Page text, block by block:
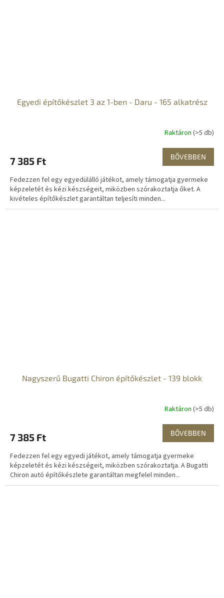
Egyedi építőkészlet 3 az 1-ben - Daru - 165 alkatrész
Raktáron (>5 db)
7 385 Ft BŐVEBBEN
Fedezzen fel egy egyedülálló játékot, amely támogatja gyermeke
képzeletét és kézi készségeit, miközben szórakoztatja őket. A
kivételes építőkészlet garantáltan teljesíti minden...
Nagyszerű Bugatti Chiron építőkészlet - 139 blokk
Raktáron (>5 db)
7 385 Ft BŐVEBBEN
Fedezzen fel egy egyedi játékot, amely támogatja gyermeke
képzeletét és kézi készségeit, miközben szórakoztatja. A Bugatti
Chiron autó építőkészlete garantáltan megfelel minden...